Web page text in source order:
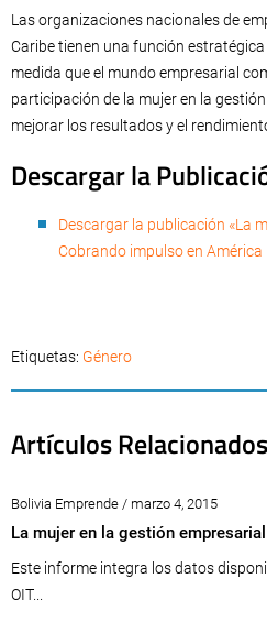
Las organizaciones nacionales de
Caribe tienen una función
medida que el mundo empresarial
participación de la mujer en la
mejorar los resultados y el
Descargar la
Descargar la publicación «La
Cobrando impulso en América
Etiquetas: Género
Artículos Relacionados
Bolivia Emprende / marzo 4, 2015
La mujer en la gestión
Este informe integra los datos
OIT...